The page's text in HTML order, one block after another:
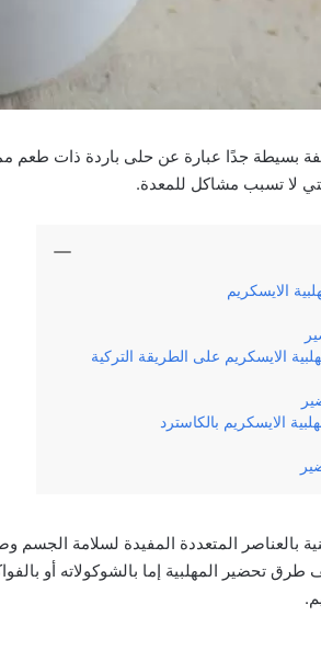
بسيطة جدًا عبارة عن حلى باردة ذات طعم
لا تسبب مشاكل للمعدة.
الايسكريم
الايسكريم على الطريقة التركية
الايسكريم بالكاسترد
بالعناصر المتعددة المفيدة لسلامة الجسم
طرق تحضير المهلبية إما بالشوكولاته أو